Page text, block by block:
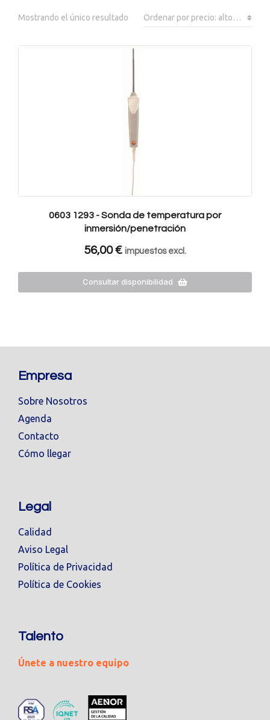
Mostrando el único resultado
0603 1293 - Sonda de temperatura por
inmersión/penetración
56,00€ impuestos excl.
Consultar disponibilidad
Empresa
Sobre Nosotros
Agenda
Contacto
Cómo llegar
Legal
Calidad
Aviso Legal
Política de Privacidad
Política de Cookies
Talento
Únete a nuestro equipo